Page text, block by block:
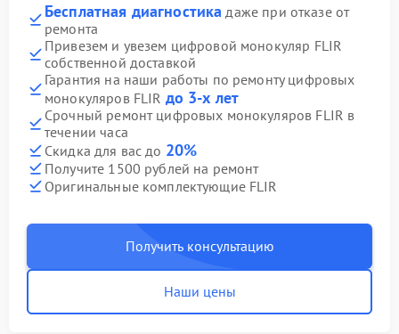
Бесплатная диагностика даже при отказе от
ремонта
Привезем и увезем цифровой монокуляр FLIR
собственной доставкой
Гарантия на наши работы по ремонту цифровых
монокуляров FLIR до 3-х лет
Срочный ремонт цифровых монокуляров FLIR в
течении часа
Скидка для вас до 20%
Получите 1500 рублей на ремонт
Оригинальные комплектующие FLIR
Получить консультацию
Наши цены